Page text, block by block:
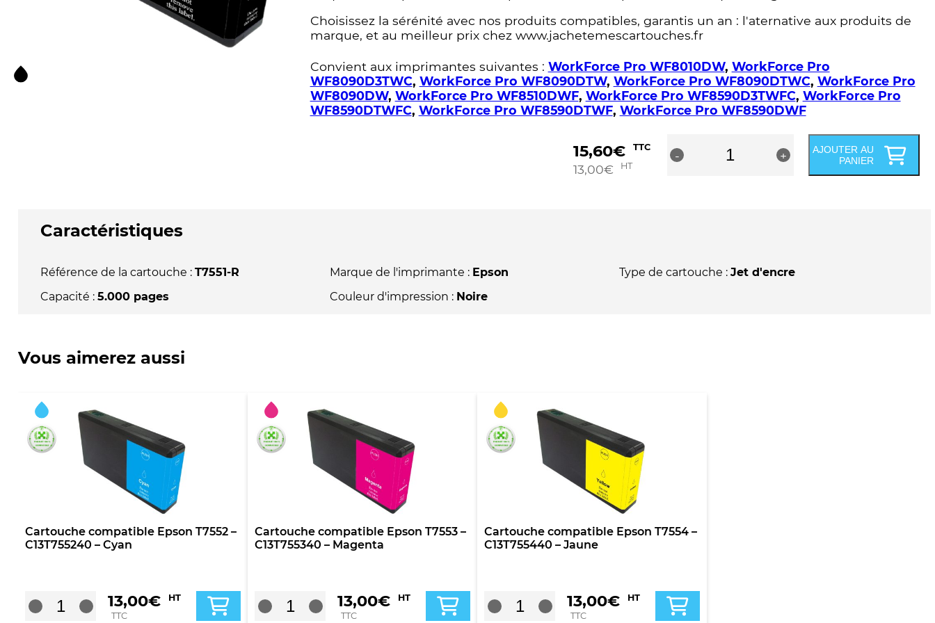
Choisissez la sérénité avec nos produits compatibles, garantis un an : l'aternative aux produits de
marque, et au meilleur prix chez www.jachetemescartouches.fr
Convient aux imprimantes suivantes : WorkForce Pro WF8010DW, WorkForce Pro
WF8090D3TWC, WorkForce Pro WF8090DTW, WorkForce Pro WF8090DTWC, WorkForce Pro
WF8090DW, WorkForce Pro WF8510DWF, WorkForce Pro WF8590D3TWFC, WorkForce Pro
WF8590DTWFC, WorkForce Pro WF8590DTWF, WorkForce Pro WF8590DWF
15,60€ TTC
13,00€ HT
-
Noire
+
AJOUTER AU
PANIER
Caractéristiques
Référence de la cartouche : T7551-R
Capacité : 5.000 pages
Marque de l'imprimante : Epson
Couleur d'impression : Noire
Type de cartouche : Jet d'encre
Vous aimerez aussi
Cartouche compatible Epson T7552 –
C13T755240 – Cyan
13,00€
HT
TTC
Cartouche compatible Epson T7553 –
C13T755340 – Magenta
13,00€
HT
TTC
Cartouche compatible Epson T7554 –
C13T755440 – Jaune
13,00€
HT
TTC